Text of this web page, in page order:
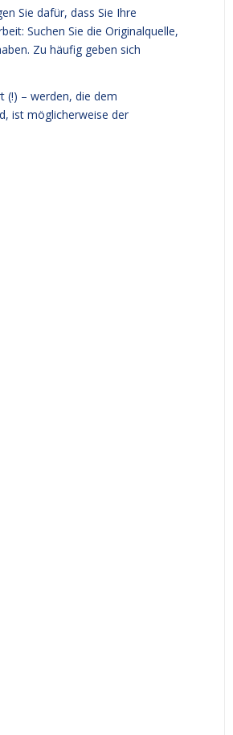
Sie dafür, dass Sie Ihre
Suchen Sie die Originalquelle,
Zu häufig geben sich
(!) – werden, die dem
ist möglicherweise der